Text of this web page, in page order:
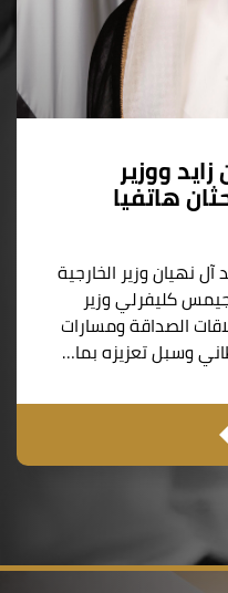
ووزير
هاتفيا
نهيان وزير الخارجية
كليفرلي وزير
الصداقة ومسارات
وسبل تعزيزه بما…